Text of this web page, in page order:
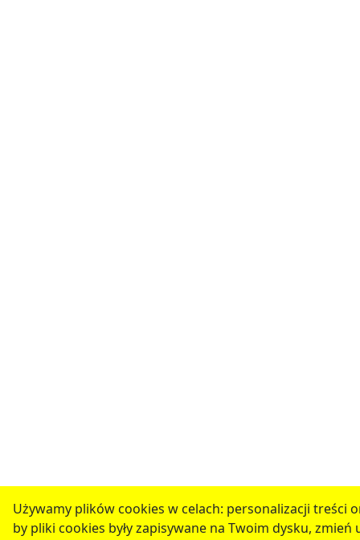
Używamy plików cookies w celach: personalizacji treści
by pliki cookies były zapisywane na Twoim dysku,